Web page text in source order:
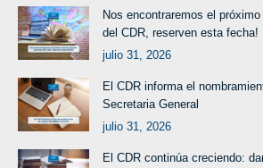
Nos encontraremos el
del CDR, reserven esta fecha!
julio 31, 2026
El CDR informa el
Secretaria General
julio 31, 2026
El CDR continúa creciendo: